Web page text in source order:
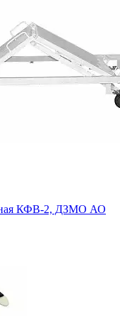
КФВ-2, ДЗМО АО